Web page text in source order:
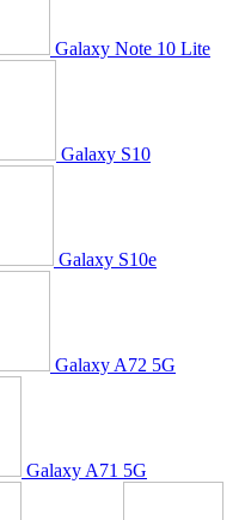
Galaxy Note 10 Lite
Galaxy S10
Galaxy S10e
Galaxy A72 5G
Galaxy A71 5G